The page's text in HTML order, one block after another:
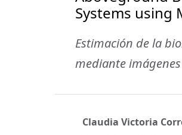
Systems using
Estimación de la
mediante
Claudia Victoria